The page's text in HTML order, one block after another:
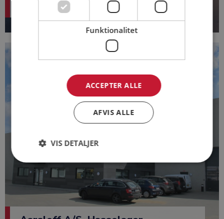
Funktionalitet
ACCEPTER ALLE
AFVIS ALLE
VIS DETALJER